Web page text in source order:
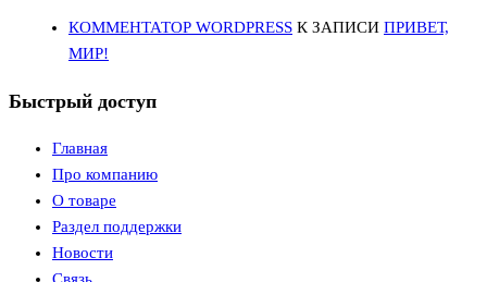
КОММЕНТАТОР WORDPRESS К ЗАПИСИ ПРИВЕТ,
МИР!
Быстрый доступ
Главная
Про компанию
О товаре
Раздел поддержки
Новости